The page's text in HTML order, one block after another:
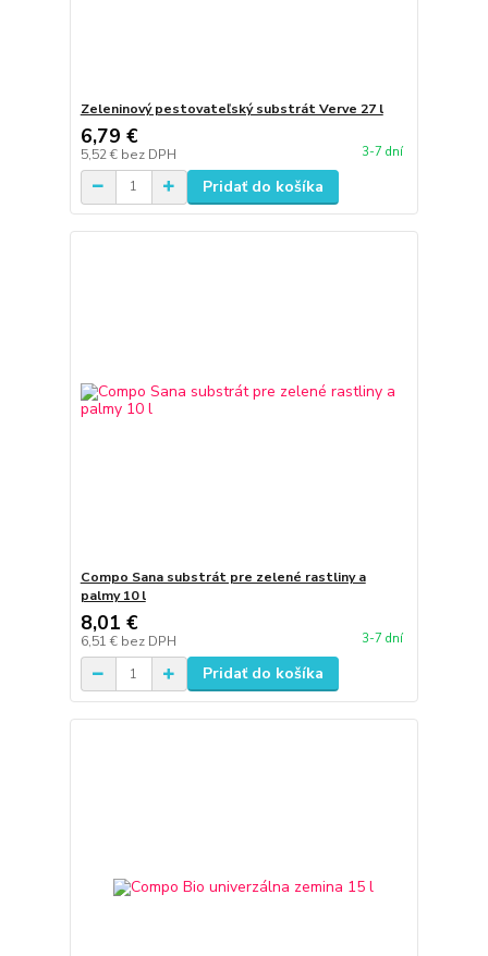
Zeleninový pestovateľský substrát Verve 27 l
6,79 €
5,52 € bez DPH 3-7 dní
Pridať do košíka
Compo Sana substrát pre zelené rastliny a
palmy 10 l
8,01 €
6,51 € bez DPH 3-7 dní
Pridať do košíka